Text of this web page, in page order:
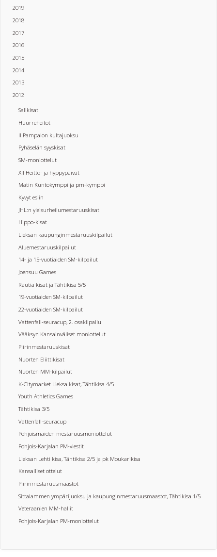
2019
2018
2017
2016
2015
2014
2013
2012
Salikisat
Huurreheitot
II Pampalon kultajuoksu
Pyhäselän syyskisat
SM-moniottelut
XII Heitto- ja hyppypäivät
Matin Kuntokymppi ja pm-kymppi
Kyvyt esiin
JHL:n yleisurheilumestaruuskisat
Hippo-kisat
Lieksan kaupunginmestaruuskilpailut
Aluemestaruuskilpailut
14- ja 15-vuotiaiden SM-kilpailut
Joensuu Games
Rautia kisat ja Tähtikisa 5/5
19-vuotiaiden SM-kilpailut
22-vuotiaiden SM-kilpailut
Vattenfall-seuracup, 2. osakilpailu
Vääksyn Kansainväliset moniottelut
Piirinmestaruuskisat
Nuorten Eliittikisat
Nuorten MM-kilpailut
K-Citymarket Lieksa kisat, Tähtikisa 4/5
Youth Athletics Games
Tähtikisa 3/5
Vattenfall-seuracup
Pohjoismaiden mestaruusmoniottelut
Pohjois-Karjalan PM-viestit
Lieksan Lehti kisa, Tähtikisa 2/5 ja pk Moukarikisa
Kansalliset ottelut
Piirinmestaruusmaastot
Sittalammen ympärijuoksu ja kaupunginmestaruusmaastot, Tähtikisa 1/5
Veteraanien MM-hallit
Pohjois-Karjalan PM-moniottelut